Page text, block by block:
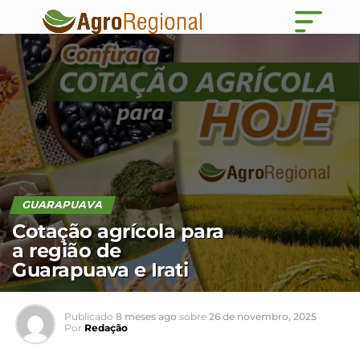
GUARAPUAVA
Cotação agrícola para
a região de
Guarapuava e Irati
Publicado 8 meses ago sobre 26 de novembro, 2025
Por Redação